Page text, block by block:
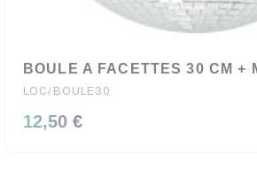
BOULE A FACETTES 30 CM +
LOC/BOULE30
12,50 €